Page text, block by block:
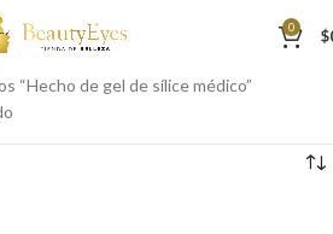
0 $
“Hecho de gel de sílice médico”